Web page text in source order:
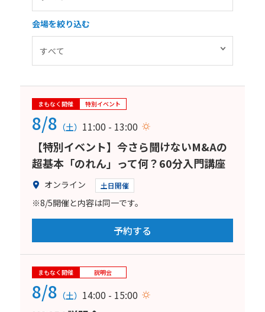
会場を絞り込む
まもなく開催 特別イベント
8/8 （土） 11:00 - 13:00
【特別イベント】今さら聞けないM&Aの
超基本「のれん」って何？60分入門講座
オンライン 土日開催
※8/5開催と内容は同一です。
予約する
まもなく開催 説明会
8/8 （土） 14:00 - 15:00